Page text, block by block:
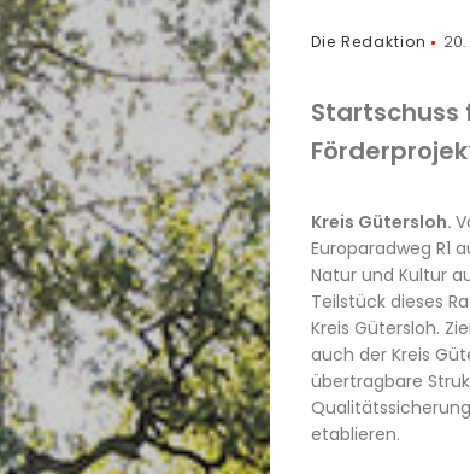
Die Redaktion
Startschuss
Förderprojek
Kreis Gütersloh.
Europaradweg R1
Natur und Kultur
Teilstück dieses
Kreis Gütersloh.
auch der Kreis
übertragbare
etablieren.